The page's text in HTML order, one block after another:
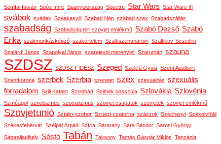
Somfai István Soós Imre Spanyolország Spectre Star Wars Star Wars III
svábok svédek Szaakasvili Szabad Nép szabad szex Szabadszállás
szabadság Szabadság téri szovjet emlékmű Szabó Dezső Szabó
Erika szakmunkásképző szakértelem Szalkszentmárton Szaltikov-Scsedrin
Szalárdi János Szapolyai János szarajevói merénylet Szarumán szauna
SZDSZ SZDSZ-FIDESZ Szeged Szekfű Gyula Szent Adalbert
Szentkorona szerbek Szerbia szeretet szex szexualitás szexuális
forradalom Szili Katalin Szindbád Szithek bosszúja Szlovákia Szlovénia
Szméagol sznobizmus szocializmus szovjet csapatok szovjetek szovjet emlékmű
Szovjetunió Sztálin-szobor Szuezi-csatorna szászok Széchenyi Székelyföld
Székesfehérvár Szélpál Árpád Szíria Sárarany Sára Sándor Sárosi György
Sátoraljaújhely Sóstó Tabán Taksony Tamás Gáspár Miklós Tanzánia